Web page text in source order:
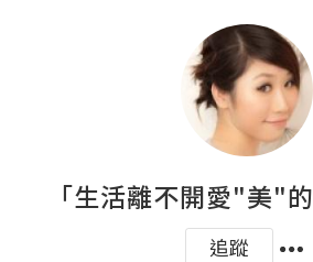
「生活離不開愛"美"
追蹤